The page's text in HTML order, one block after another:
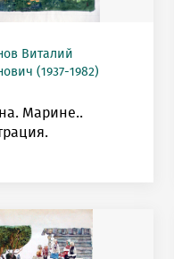
Виталий
(1937-1982)
Марине..